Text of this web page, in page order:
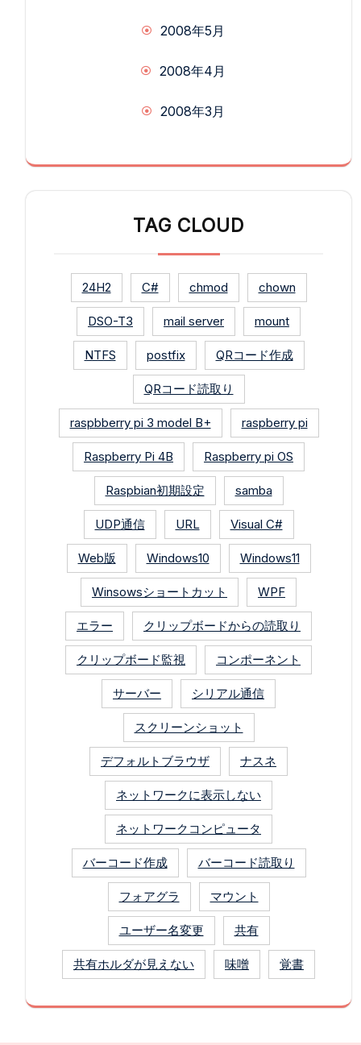
2008年5月
2008年4月
2008年3月
TAG CLOUD
24H2 C# chmod chown
DSO-T3 mail server mount
NTFS postfix QRコード作成
QRコード読取り
raspbberry pi 3 model B+ raspberry pi
Raspberry Pi 4B Raspberry pi OS
Raspbian初期設定 samba
UDP通信 URL Visual C#
Web版 Windows10 Windows11
Winsowsショートカット WPF
エラー クリップボードからの読取り
クリップボード監視 コンポーネント
サーバー シリアル通信
スクリーンショット
デフォルトブラウザ ナスネ
ネットワークに表示しない
ネットワークコンピュータ
バーコード作成 バーコード読取り
フォアグラ マウント
ユーザー名変更 共有
共有ホルダが見えない 味噌 覚書